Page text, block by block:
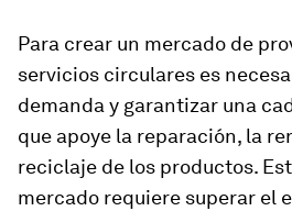
Para crear un mercado de
servicios circulares es
demanda y garantizar una
que apoye la reparación, la
reciclaje de los productos.
mercado requiere superar el